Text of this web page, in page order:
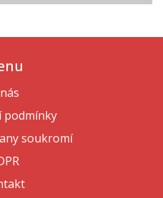
podmínky
soukromí